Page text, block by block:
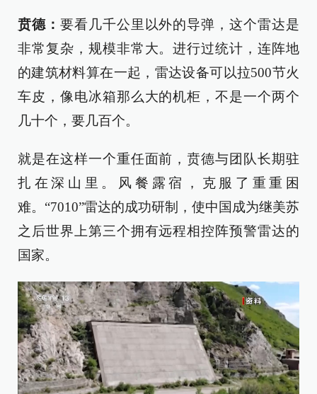
贲德： 要看几千公里以外的导弹，这个雷达是
非常复杂，规模非常大。进行过统计，连阵地
的建筑材料算在一起，雷达设备可以拉500节火
车皮，像电冰箱那么大的机柜，不是一个两个
几十个，要几百个。
就是在这样一个重任面前，贲德与团队长期驻
扎在深山里。风餐露宿，克服了重重困
难。“7010”雷达的成功研制，使中国成为继美苏
之后世界上第三个拥有远程相控阵预警雷达的
国家。